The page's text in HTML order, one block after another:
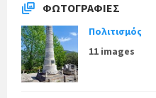
ΦΩΤΟΓΡΑΦΊΕΣ
Πολιτισμός
11 images